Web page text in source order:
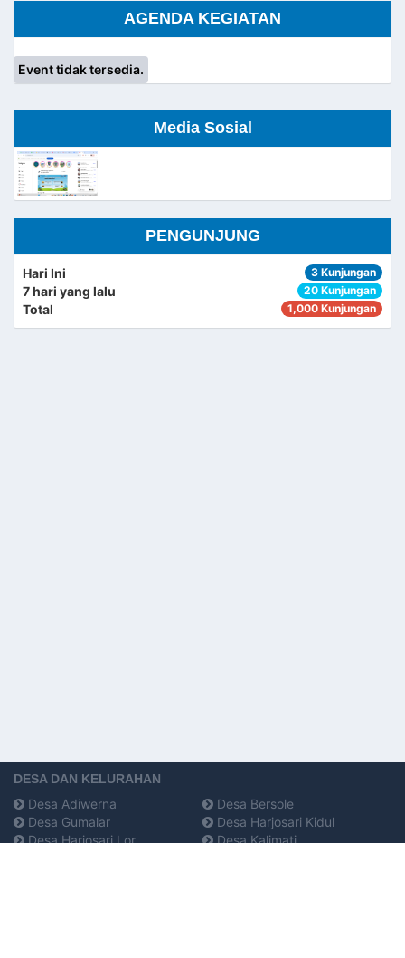
AGENDA KEGIATAN
Event tidak tersedia.
Media Sosial
PENGUNJUNG
Hari Ini 3 Kunjungan
7 hari yang lalu 20 Kunjungan
Total 1,000 Kunjungan
DESA DAN KELURAHAN
Desa Adiwerna
Desa Bersole
Desa Gumalar
Desa Harjosari Kidul
Desa Harjosari Lor
Desa Kalimati